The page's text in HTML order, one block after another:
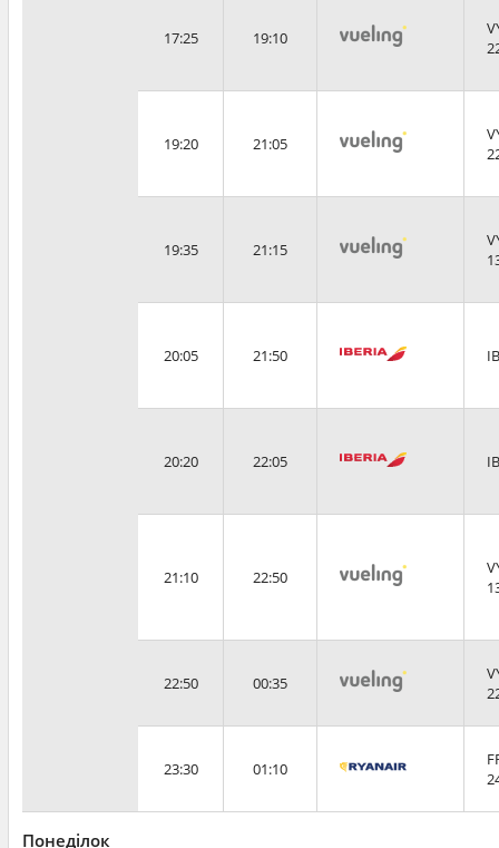
17:25 19:10
19:20 21:05
19:35 21:15
20:05 21:50
20:20 22:05
21:10 22:50
22:50 00:35
23:30 01:10
Понеділок